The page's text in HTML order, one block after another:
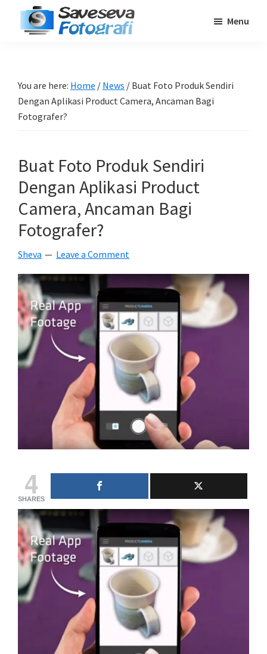
Pemula
-
Tips
-
Berita
-
Traveling
Menu
You are here: Home / News / Buat Foto Produk Sendiri
Dengan Aplikasi Product Camera, Ancaman Bagi
Fotografer?
Buat Foto Produk Sendiri
Dengan Aplikasi Product
Camera, Ancaman Bagi
Fotografer?
Sheva Leave a Comment
4
SHARES